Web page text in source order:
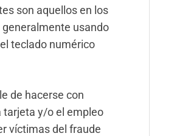
son aquellos en los
usando
teclado numérico
de hacerse con
tarjeta y/o el empleo
víctimas del fraude